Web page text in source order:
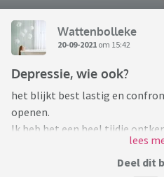
Wattenbolleke
20-09-2021 om 15:42
Depressie, wie ook?
het blijkt best lastig en
openen.
Ik heb het een heel tijdje
omheen. Het vreet me van
Deel dit